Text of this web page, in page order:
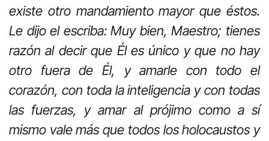
existe otro mandamiento mayor que éstos.
Le dijo el escriba: Muy bien, Maestro; tienes
razón al decir que Él es único y que no hay
otro fuera de Él, y amarle con todo el
corazón, con toda la inteligencia y con todas
las fuerzas, y amar al prójimo como a sí
mismo vale más que todos los holocaustos y